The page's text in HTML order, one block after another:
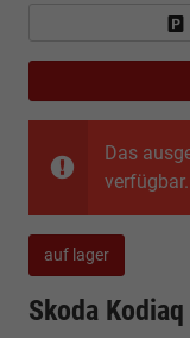
Das
verfügbar.
auf lager
Skoda Kodiaq